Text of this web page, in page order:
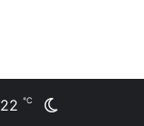
22 ℃